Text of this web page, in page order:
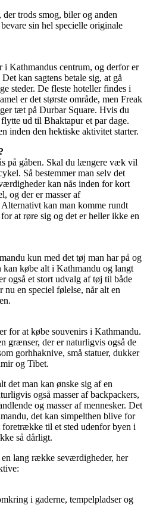
trods smog, biler og anden
sin hel specielle originale
i Kathmandus centrum, og derfor er
kan sagtens betale sig, at gå
steder. De fleste hoteller findes i
er det største område, men Freak
tæt på Durbar Square. Hvis du
ud til Bhaktapur et par dage.
inden den hektiske aktivitet starter.
på gåben. Skal du længere væk vil
Så bestemmer man selv det
kan nås inden for kort
og der er masser af
kan man komme rundt
at røre sig og det er heller ikke en
kun med det tøj man har på og
kan købe alt i Kathmandu og langt
også et stort udvalg af tøj til både
en speciel følelse, når alt en
for at købe souvenirs i Kathmandu.
grænser, der er naturligvis også de
gorhhaknive, små statuer, dukker
og Tibet.
det man kan ønske sig af en
også masser af backpackers,
og masser af mennesker. Det
det kan simpelthen blive for
til et sted udenfor byen i
så dårligt.
lang række seværdigheder, her
i gaderne, tempelpladser og